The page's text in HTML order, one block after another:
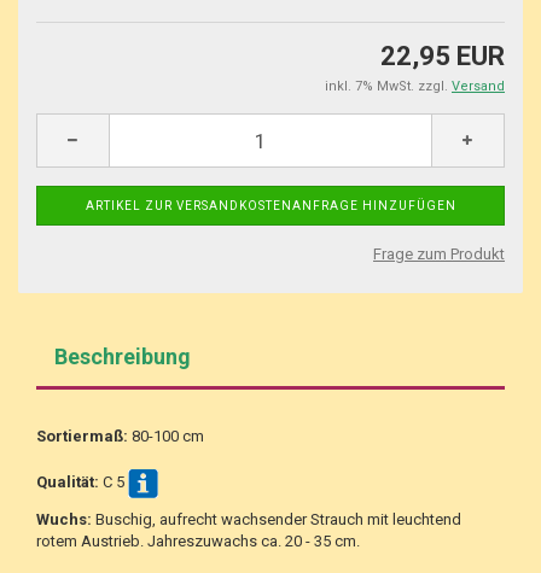
22,95 EUR
inkl. 7% MwSt. zzgl. Versand
Frage zum Produkt
Beschreibung
Sortiermaß: 80-100 cm
Qualität: C 5
Wuchs: Buschig, aufrecht wachsender Strauch mit leuchtend
rotem Austrieb. Jahreszuwachs ca. 20 - 35 cm.